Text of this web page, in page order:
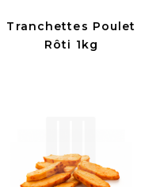
Tranchettes Poulet
Rôti 1kg